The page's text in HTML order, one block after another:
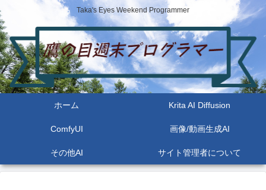
Taka's Eyes Weekend Programmer
ホーム Krita AI Diffusion
ComfyUI 画像/動画生成AI
その他AI サイト管理者について